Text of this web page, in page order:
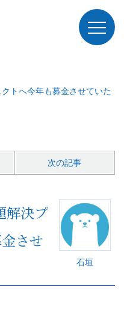
トへ今年も募金させていた
次の記事
石垣
解決プ
させ